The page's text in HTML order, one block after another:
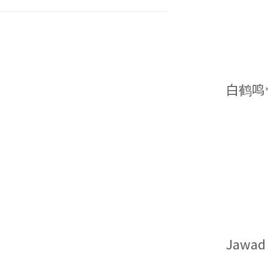
白鹤
Jawad